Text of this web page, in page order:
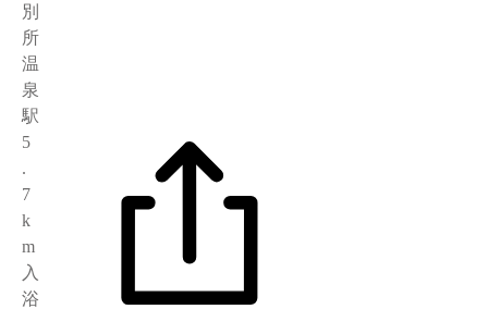
別
所
温
泉
駅
5
.
7
k
m
入
浴